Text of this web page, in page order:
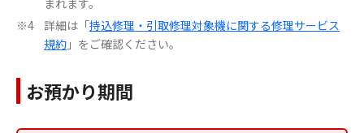
※4 詳細は「持込修理・引取修理対象機に関する修理サービス
規約 」をご確認ください。
お預かり期間